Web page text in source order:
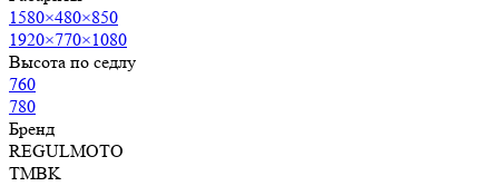
1580×480×850
1920×770×1080
Высота по седлу
760
780
Бренд
REGULMOTO
TMBK